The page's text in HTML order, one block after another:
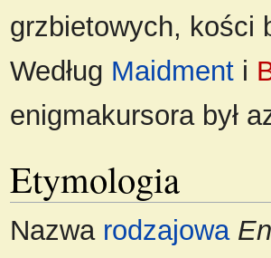
grzbietowych, kości
Według Maidment i
enigmakursora był
Etymologia
Nazwa rodzajowa